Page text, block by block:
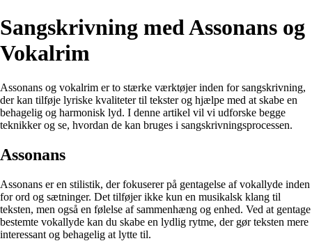
Sangskrivning med Assonans og
Vokalrim
Assonans og vokalrim er to stærke værktøjer inden for sangskrivning,
der kan tilføje lyriske kvaliteter til tekster og hjælpe med at skabe en
behagelig og harmonisk lyd. I denne artikel vil vi udforske begge
teknikker og se, hvordan de kan bruges i sangskrivningsprocessen.
Assonans
Assonans er en stilistik, der fokuserer på gentagelse af vokallyde inden
for ord og sætninger. Det tilføjer ikke kun en musikalsk klang til
teksten, men også en følelse af sammenhæng og enhed. Ved at gentage
bestemte vokallyde kan du skabe en lydlig rytme, der gør teksten mere
interessant og behagelig at lytte til.